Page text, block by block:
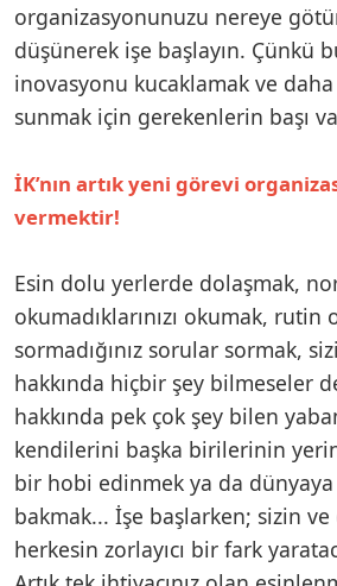
organizasyonunuzu nereye
düşünerek işe başlayın. Çünkü
inovasyonu kucaklamak ve daha
sunmak için gerekenlerin başı
İK’nın artık yeni görevi
vermektir!
Esin dolu yerlerde dolaşmak,
okumadıklarınızı okumak, rutin
sormadığınız sorular sormak,
hakkında hiçbir şey bilmeseler
hakkında pek çok şey bilen
kendilerini başka birilerinin
bir hobi edinmek ya da
bakmak... İşe başlarken; sizin
herkesin zorlayıcı bir fark